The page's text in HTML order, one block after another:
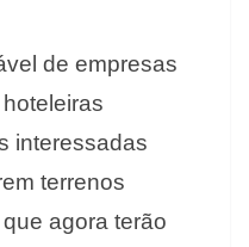
de empresas
interessadas
terrenos
agora terão